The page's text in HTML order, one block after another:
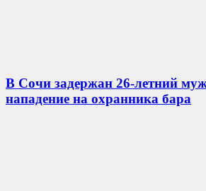
В Сочи задержан 26-летний
нападение на охранника бара